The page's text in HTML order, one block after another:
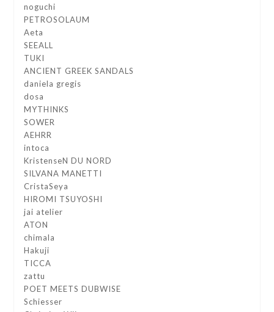
noguchi
PETROSOLAUM
Aeta
SEEALL
TUKI
ANCIENT GREEK SANDALS
daniela gregis
dosa
MYTHINKS
SOWER
AEHRR
intoca
KristenseN DU NORD
SILVANA MANETTI
CristaSeya
HIROMI TSUYOSHI
jai atelier
ATON
chimala
Hakuji
TICCA
zattu
POET MEETS DUBWISE
Schiesser